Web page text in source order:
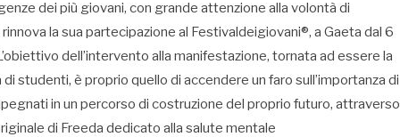
dei più giovani, con grande attenzione alla volontà di
la sua partecipazione al Festivaldeigiovani®, a Gaeta dal 6
dell’intervento alla manifestazione, tornata ad essere la
studenti, è proprio quello di accendere un faro sull’importanza di
in un percorso di costruzione del proprio futuro, attraverso
di Freeda dedicato alla salute mentale